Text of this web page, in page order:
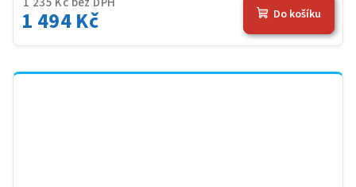
1 494 Kč Do košíku